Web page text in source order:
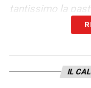
tantissimo la
IL